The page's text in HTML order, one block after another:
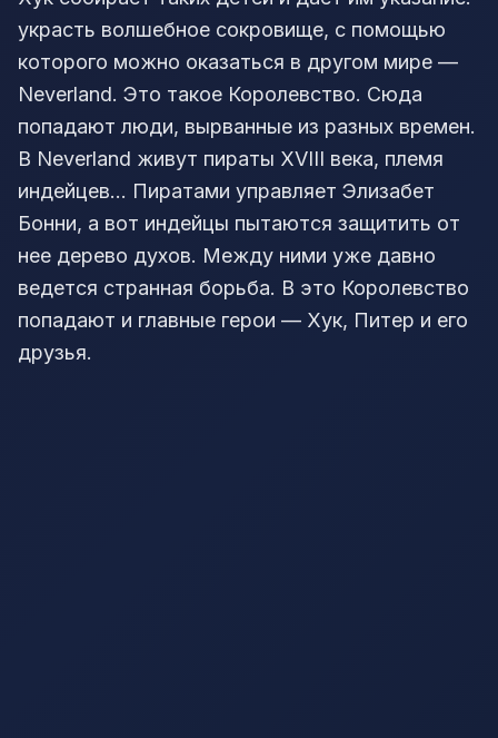
украсть волшебное сокровище, с помощью
которого можно оказаться в другом мире —
Neverland. Это такое Королевство. Сюда
попадают люди, вырванные из разных времен.
В Neverland живут пираты XVIII века, племя
индейцев… Пиратами управляет Элизабет
Бонни, а вот индейцы пытаются защитить от
нее дерево духов. Между ними уже давно
ведется странная борьба. В это Королевство
попадают и главные герои — Хук, Питер и его
друзья.